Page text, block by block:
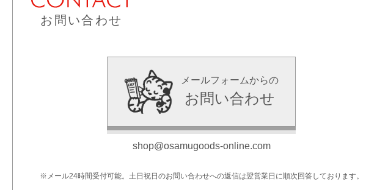
お問い合わせ
メールフォームからの
お問い合わせ
shop@osamugoods-online.com
※メール24時間受付可能。土日祝日のお問い合わせへの返信は翌営業日に順次回答しております。